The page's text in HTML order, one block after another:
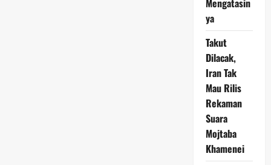
Mengatasin
ya
Takut
Dilacak,
Iran Tak
Mau Rilis
Rekaman
Suara
Mojtaba
Khamenei